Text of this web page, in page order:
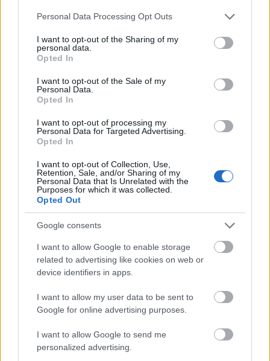
Please note that this website/app uses one or more Google
not limited to your visit or usage behaviour. You may click to
grant or deny consent to Google and its third-party tags to
use your data for below specified purposes in below Google
consent section.
Personal Data Processing Opt Outs
I want to opt-out of the Sharing of my
personal data.
Opted In
I want to opt-out of the Sale of my
Personal Data.
Opted In
I want to opt-out of processing my
Personal Data for Targeted Advertising.
Opted In
I want to opt-out of Collection, Use,
Retention, Sale, and/or Sharing of my
Personal Data that Is Unrelated with the
Purposes for which it was collected.
Opted Out
Google consents
I want to allow Google to enable storage
related to advertising like cookies on web or
device identifiers in apps.
I want to allow my user data to be sent to
Google for online advertising purposes.
I want to allow Google to send me
personalized advertising.
világ közepe, mert egyidőben és pont itt,
Delphiben találkozott össze újra a két ragadozó
a föld megkerülését követően. Ez a szent hely
halandók és az istenek között, amely alakította
a ne
Kos - Görögország egyik legbékésebb
szigete
2024. május 1.
görögországi Dodekanészosz szigetcsoport
része. Kos híres napsütötte tájairól, egyedülálló
mitológiában Kost "Boldogok szigeteként"
török part közelében található Kos egy
viszonylag kicsi sziget, gazdag történelemmel,